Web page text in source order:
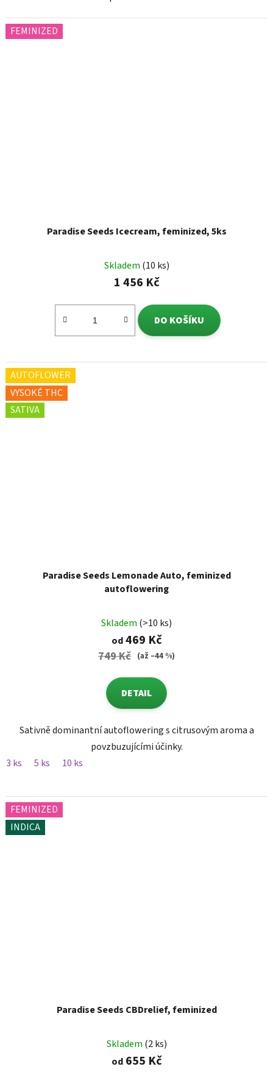
FEMINIZED
Paradise Seeds Icecream, feminized, 5ks
Skladem (10 ks)
1 456 Kč
DO KOŠÍKU
AUTOFLOWER
VYSOKÉ THC
SATIVA
Paradise Seeds Lemonade Auto, feminized
autoflowering
Skladem (>10 ks)
od469 Kč
749 Kč (až –44 %)
DETAIL
Sativně dominantní autoflowering s citrusovým aroma a
povzbuzujícími účinky.
3 ks
5 ks 10 ks
FEMINIZED
INDICA
Paradise Seeds CBDrelief, feminized
Skladem (2 ks)
od655 Kč